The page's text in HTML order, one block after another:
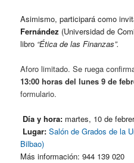
Asimismo, participará como
Fernández (Universidad de
libro “Ética de las Finanzas”.
Aforo limitado. Se ruega
13:00 horas del lunes 9 de
formulario.
Día y hora: martes, 10 de
Lugar: Salón de Grados de la
Bilbao)
Más información: 944 139 020